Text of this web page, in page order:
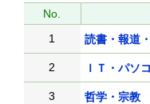
No.
1
読書・報道
2 ＩＴ・パソ
3 哲学・宗教